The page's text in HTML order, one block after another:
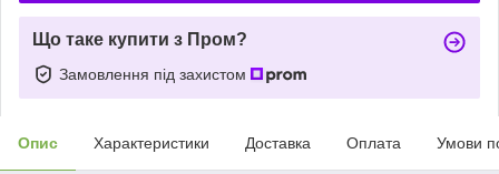
Що таке купити з Пром?
Замовлення під захистом
Опис Характеристики Доставка Оплата Умови